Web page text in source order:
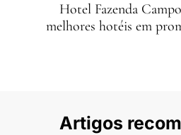
Hotel Fazenda
melhores hotéis em
Artigos